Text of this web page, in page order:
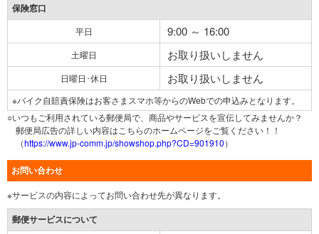
保険窓口
平日 9:00 ～ 16:00
土曜日 お取り扱いしません
日曜日･休日 お取り扱いしません
※バイク自賠責保険はお客さまスマホ等からのWebでの申込みとなります。
○いつもご利用されている郵便局で、商品やサービスを宣伝してみませんか？
郵便局広告の詳しい内容はこちらのホームページをご覧ください！！
（https://www.jp-comm.jp/showshop.php?CD=901910）
お問い合わせ
※サービスの内容によってお問い合わせ先が異なります。
郵便サービスについて